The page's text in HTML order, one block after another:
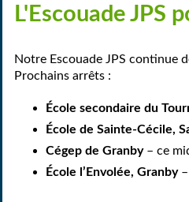
L'Escouade JPS
Notre Escouade JPS continue
Prochains arrêts :
École secondaire du
École de Sainte-Cécile,
Cégep de Granby – ce
École l’Envolée, Granby